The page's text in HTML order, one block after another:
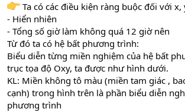
Ta có các điều kiện ràng buộc đối với x,
- Hiển nhiên
- Tổng số giờ làm không quá 12 giờ nên
Từ đó ta có hệ bất phương trình:
Biểu diễn từng miền nghiệm của hệ bất
trục tọa độ Oxy, ta được như hình dưới.
KL: Miền không tô màu (miền tam giác ,
cạnh) trong hình trên là phần biểu diễn
phương trình